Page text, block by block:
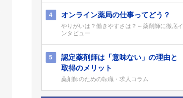
4 オンライン薬局の仕事ってどう？
やりがいは？働きやすさは？～薬剤師に徹底イ
ンタビュー
5
認定薬剤師は「意味ない」の理由と
取得のメリット
薬剤師のための転職・求人コラム